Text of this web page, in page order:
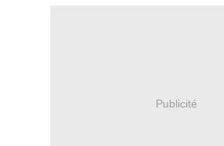
Publicité